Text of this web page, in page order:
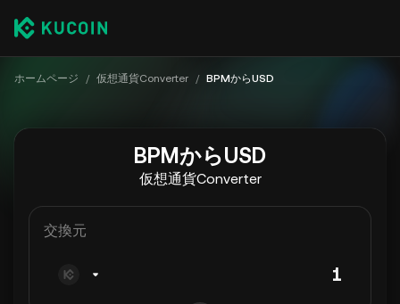
ホームページ / 仮想通貨Converter / BPMからUSD
BPMからUSD
仮想通貨Converter
交換元